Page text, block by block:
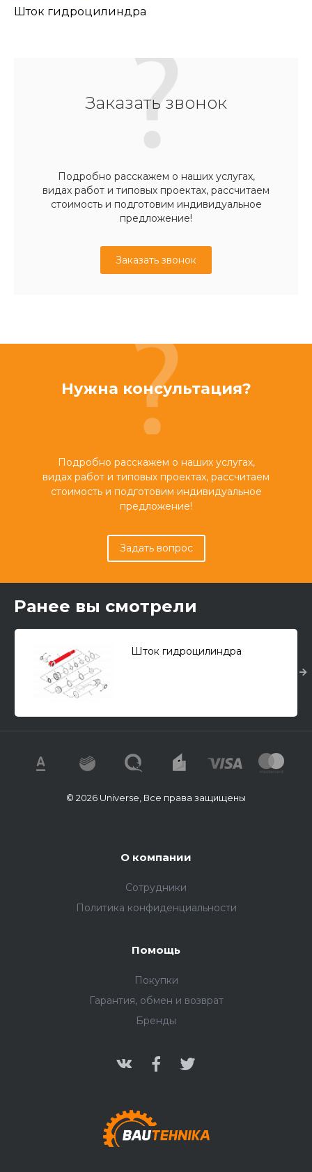
Шток гидроцилиндра
Заказать звонок
Подробно расскажем о наших услугах,
видах работ и типовых проектах, рассчитаем
стоимость и подготовим индивидуальное
предложение!
Заказать звонок
Нужна консультация?
Подробно расскажем о наших услугах,
видах работ и типовых проектах, рассчитаем
стоимость и подготовим индивидуальное
предложение!
Задать вопрос
Ранее вы смотрели
Шток гидроцилиндра
© 2026 Universe, Все права защищены
О компании
Сотрудники
Политика конфиденциальности
Помощь
Покупки
Гарантия, обмен и возврат
Бренды